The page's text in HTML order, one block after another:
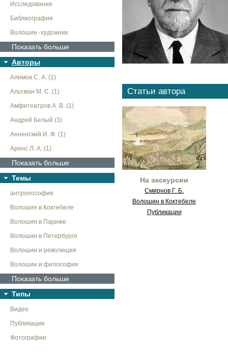
Исследования
Библиография
Волошин -художник
Показать больше
Авторы
Алимов С. А. (1)
Альтман М. С. (1)
Амфитеатров А. В. (1)
Андрей Белый (3)
Анненский И. Ф. (1)
Аренс Л. А. (1)
Показать больше
Темы
антропософия
Волошин в Коктебеле
Волошин в Париже
Волошин в Петербурге
Волошин и революция
Волошин и философия
Показать больше
Типы
Видео
Публикации
Фотографии
Статьи автора
На экскурсии
Смирнов Г. Б.
Волошин в Коктебеле
Публикации